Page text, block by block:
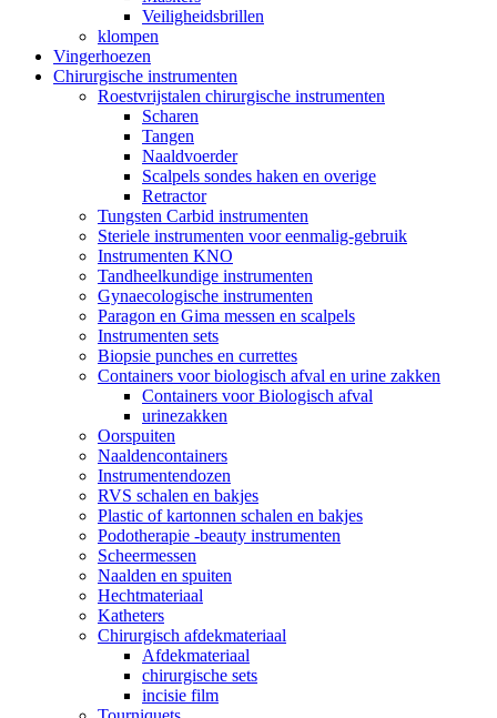
Veiligheidsbrillen
klompen
Vingerhoezen
Chirurgische instrumenten
Roestvrijstalen chirurgische instrumenten
Scharen
Tangen
Naaldvoerder
Scalpels sondes haken en overige
Retractor
Tungsten Carbid instrumenten
Steriele instrumenten voor eenmalig-gebruik
Instrumenten KNO
Tandheelkundige instrumenten
Gynaecologische instrumenten
Paragon en Gima messen en scalpels
Instrumenten sets
Biopsie punches en currettes
Containers voor biologisch afval en urine zakken
Containers voor Biologisch afval
urinezakken
Oorspuiten
Naaldencontainers
Instrumentendozen
RVS schalen en bakjes
Plastic of kartonnen schalen en bakjes
Podotherapie -beauty instrumenten
Scheermessen
Naalden en spuiten
Hechtmateriaal
Katheters
Chirurgisch afdekmateriaal
Afdekmateriaal
chirurgische sets
incisie film